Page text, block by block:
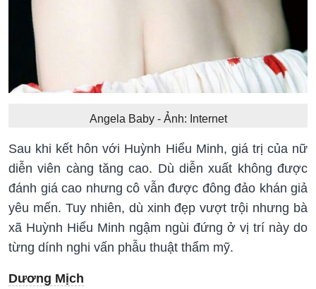
Angela Baby - Ảnh: Internet
Sau khi kết hôn với Huỳnh Hiểu Minh, giá trị của nữ
diễn viên càng tăng cao. Dù diễn xuất không được
đánh giá cao nhưng cô vẫn được đông đảo khán giả
yêu mến. Tuy nhiên, dù xinh đẹp vượt trội nhưng bà
xã Huỳnh Hiểu Minh ngậm ngùi đứng ở vị trí này do
từng dính nghi vấn phẫu thuật thẩm mỹ.
Dương Mịch